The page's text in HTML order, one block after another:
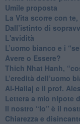
​Umile proposta
​La Vita scorre con
​Dall’istinto di
L'avidità
​L’uomo bianco e i
​Avere o Essere?
​Thich Nhat Hanh,
​L’eredità dell’uomo
Al-Hallaj e il prof.
​Lettera a mio nipote
​Il nostro “Io” è il
​Chiarezza e